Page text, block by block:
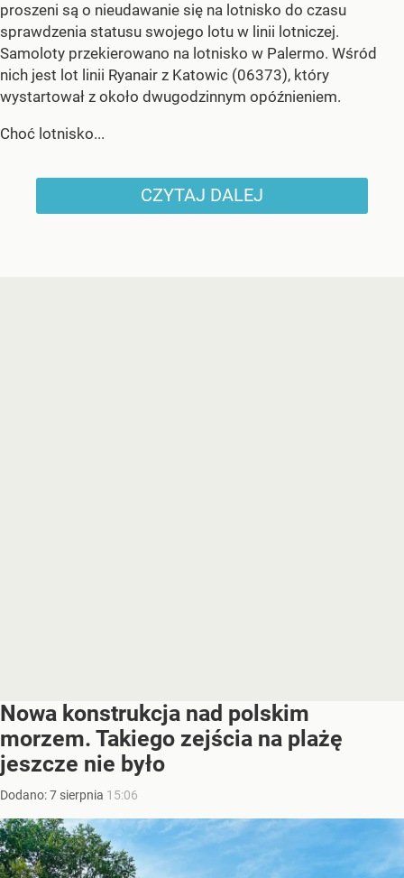
proszeni są o nieudawanie się na lotnisko do czasu
sprawdzenia statusu swojego lotu w linii lotniczej.
Samoloty przekierowano na lotnisko w Palermo. Wśród
nich jest lot linii Ryanair z Katowic (06373), który
wystartował z około dwugodzinnym opóźnieniem.
Choć lotnisko...
CZYTAJ DALEJ
Nowa konstrukcja nad polskim
morzem. Takiego zejścia na plażę
jeszcze nie było
Dodano:7 sierpnia 15:06